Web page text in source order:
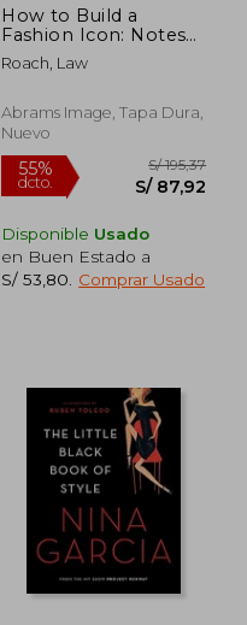
dcto.
How to Build a
Fashion Icon: Notes
on Confidence from
the World's Only
Inglés)
Roach, Law
Abrams Image, Tapa Dura,
Nuevo
Disponible Usado
en Buen Estado a
S/ 53,80
Comprar Usado